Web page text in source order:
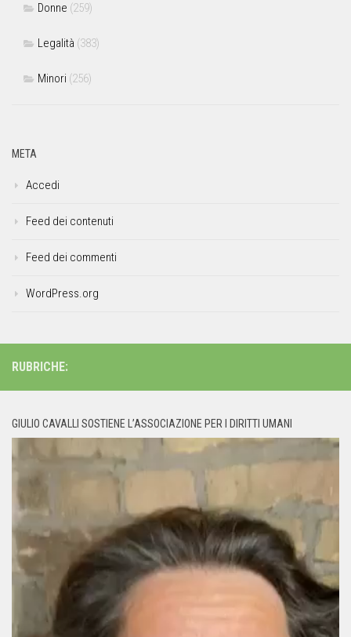
Donne (259)
Legalità (383)
Minori (256)
META
Accedi
Feed dei contenuti
Feed dei commenti
WordPress.org
RUBRICHE:
GIULIO CAVALLI SOSTIENE L’ASSOCIAZIONE PER I DIRITTI UMANI